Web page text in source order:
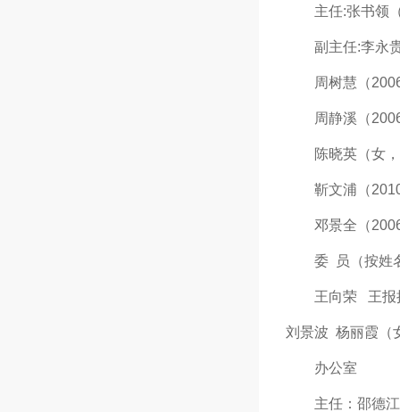
主任:张书领（
副主任:李永贵
周树慧（
周静溪（
陈晓英（女，
靳文浦（
邓景全（
委 员（按姓名
王向荣 王报换
刘景波 杨丽霞
办公室
主任：邵德江